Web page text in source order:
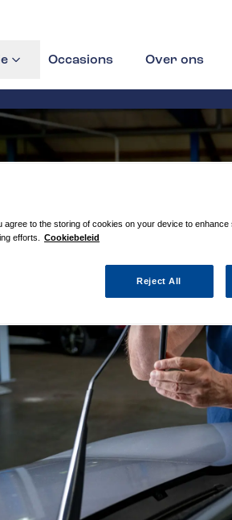
Occasions Over ons
agree to the storing of cookies on your device to
efforts.
Cookiebeleid
Reject All